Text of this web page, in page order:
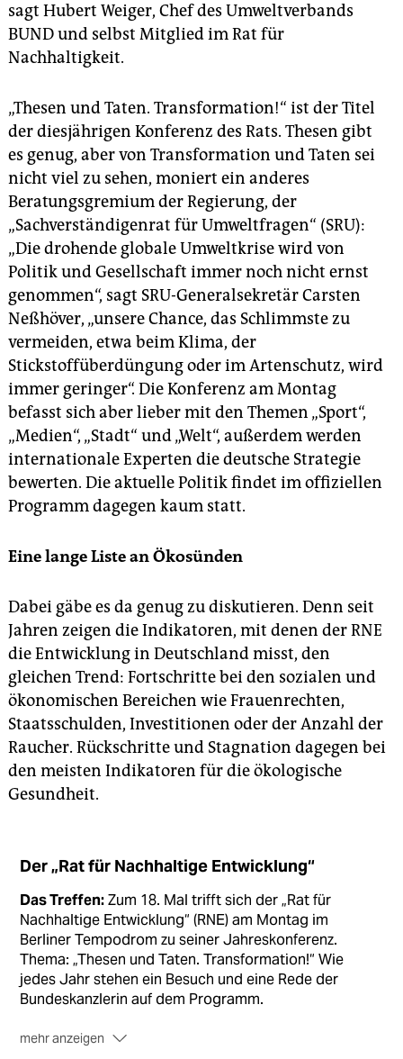
sagt Hubert Weiger, Chef des Umweltverbands
BUND und selbst Mitglied im Rat für
Nachhaltigkeit.
„Thesen und Taten. Transformation!“ ist der Titel
der diesjährigen Konferenz des Rats. Thesen gibt
es genug, aber von Transformation und Taten sei
nicht viel zu sehen, moniert ein anderes
Beratungsgremium der Regierung, der
„Sachverständigenrat für Umweltfragen“ (SRU):
„Die drohende globale Umweltkrise wird von
Politik und Gesellschaft immer noch nicht ernst
genommen“, sagt SRU-Generalsekretär Carsten
Neßhöver, „unsere Chance, das Schlimmste zu
vermeiden, etwa beim Klima, der
Stickstoffüberdüngung oder im Artenschutz, wird
immer geringer“. Die Konferenz am Montag
befasst sich aber lieber mit den Themen „Sport“,
„Medien“, „Stadt“ und „Welt“, außerdem werden
internationale Experten die deutsche Strategie
bewerten. Die aktuelle Politik findet im offiziellen
Programm dagegen kaum statt.
Eine lange Liste an Ökosünden
Dabei gäbe es da genug zu diskutieren. Denn seit
Jahren zeigen die Indikatoren, mit denen der RNE
die Entwicklung in Deutschland misst, den
gleichen Trend: Fortschritte bei den sozialen und
ökonomischen Bereichen wie Frauenrechten,
Staatsschulden, Investitionen oder der Anzahl der
Raucher. Rückschritte und Stagnation dagegen bei
den meisten Indikatoren für die ökologische
Gesundheit.
Der „Rat für Nachhaltige Entwicklung“
Das Treffen:Zum 18. Mal trifft sich der „Rat für
Nachhaltige Entwicklung“ (RNE) am Montag im
Berliner Tempodrom zu seiner Jahreskonferenz.
Thema: „Thesen und Taten. Transformation!“ Wie
jedes Jahr stehen ein Besuch und eine Rede der
Bundeskanzlerin auf dem Programm.
mehr anzeigen